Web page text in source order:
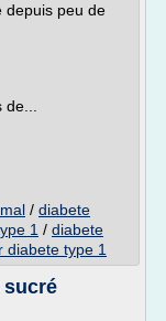
depuis peu de
/ diabete
1 / diabete
diabete type 1
sucré